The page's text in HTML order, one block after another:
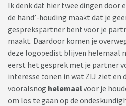
Ik denk dat hier twee dingen door
de hand’-houding maakt dat je
gesprekspartner bent voor je
maakt. Daardoor komen je
deze logopedist blijven helemaal
eerst het gesprek met je partner
interesse tonen in wat ZIJ ziet en
vooralsnog helemaalvoor je
om los te gaan op de